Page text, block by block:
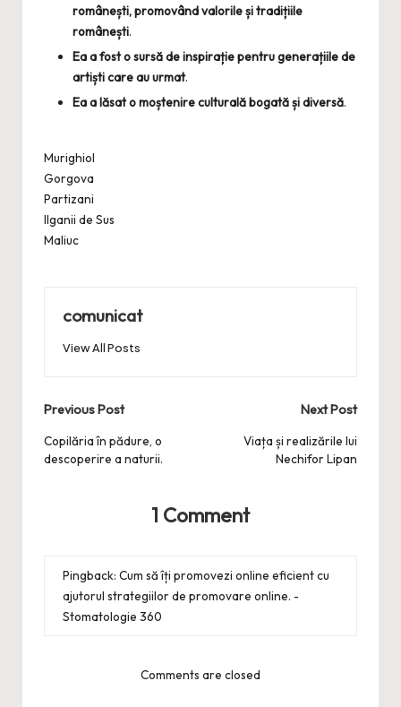
românești, promovând valorile și tradițiile
românești.
Ea a fost o sursă de inspirație pentru generațiile de
artiști care au urmat.
Ea a lăsat o moștenire culturală bogată și diversă.
Murighiol
Gorgova
Partizani
Ilganii de Sus
Maliuc
comunicat
View All Posts
Post
navigation
Previous Post
Copilăria în pădure, o
descoperire a naturii.
Next Post
Viața și realizările lui
Nechifor Lipan
1 Comment
Pingback: Cum să îți promovezi online eficient cu
ajutorul strategiilor de promovare online. -
Stomatologie 360
Comments are closed